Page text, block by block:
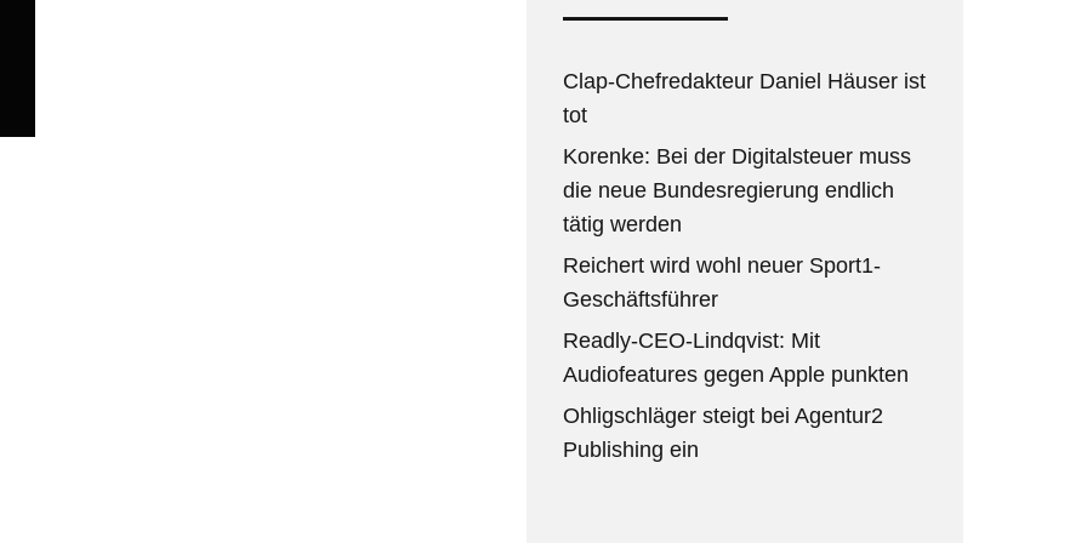
Clap-Chefredakteur Daniel Häuser ist
tot
Korenke: Bei der Digitalsteuer muss
die neue Bundesregierung endlich
tätig werden
Reichert wird wohl neuer Sport1-
Geschäftsführer
Readly-CEO-Lindqvist: Mit
Audiofeatures gegen Apple punkten
Ohligschläger steigt bei Agentur2
Publishing ein